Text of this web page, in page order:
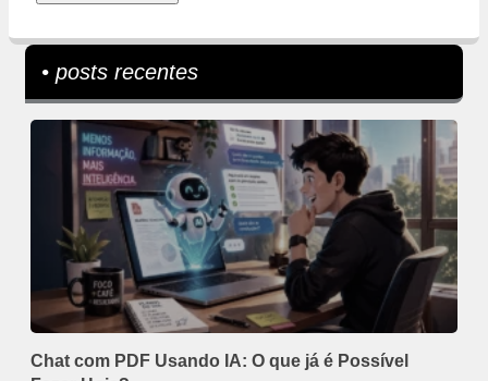
• posts recentes
Chat com PDF Usando IA: O que já é Possível